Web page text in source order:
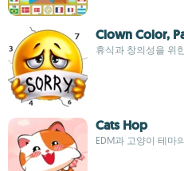
Clown Color,
휴식과 창의성을 위
Cats Hop
EDM과 고양이 테마